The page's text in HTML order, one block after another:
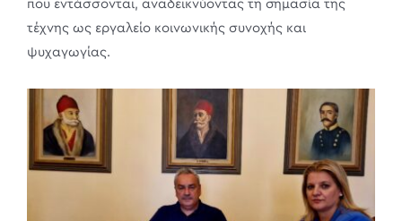
που εντάσσονται, αναδεικνύοντας τη σημασία της
τέχνης ως εργαλείο κοινωνικής συνοχής και
ψυχαγωγίας.